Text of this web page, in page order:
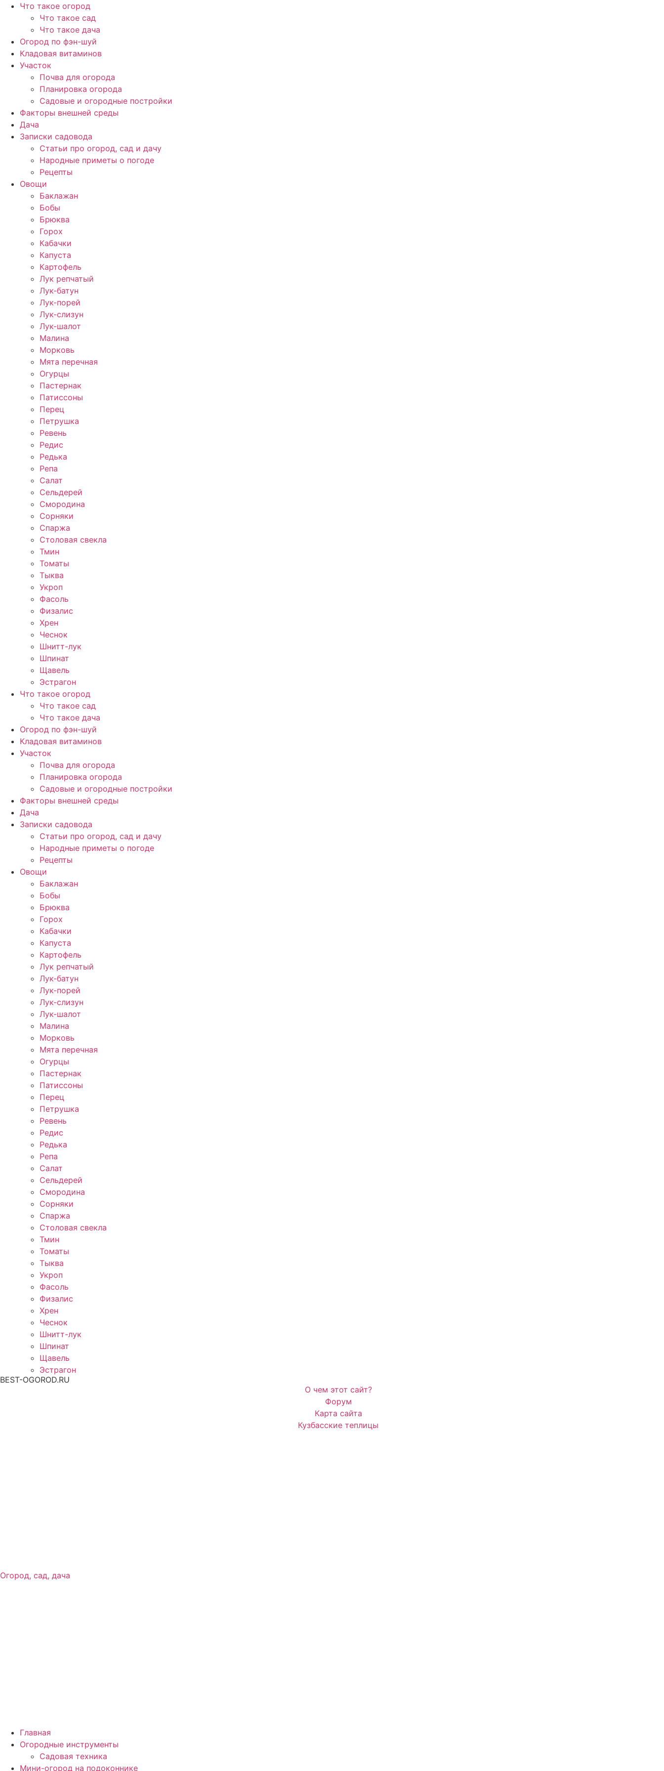
Перейти
содержимому
Что такое огород
Что такое сад
Что такое дача
Огород по фэн-шуй
Кладовая витаминов
Участок
Почва для огорода
Планировка огорода
Садовые и огородные постройки
Факторы внешней среды
Дача
Записки садовода
Статьи про огород, сад и дачу
Народные приметы о погоде
Рецепты
Овощи
Баклажан
Бобы
Брюква
Горох
Кабачки
Капуста
Картофель
Лук репчатый
Лук-батун
Лук-порей
Лук-слизун
Лук-шалот
Малина
Морковь
Мята перечная
Огурцы
Пастернак
Патиссоны
Перец
Петрушка
Ревень
Редис
Редька
Репа
Салат
Сельдерей
Смородина
Сорняки
Спаржа
Столовая свекла
Тмин
Томаты
Тыква
Укроп
Фасоль
Физалис
Хрен
Чеснок
Шнитт-лук
Шпинат
Щавель
Эстрагон
Что такое огород
Что такое сад
Что такое дача
Огород по фэн-шуй
Кладовая витаминов
Участок
Почва для огорода
Планировка огорода
Садовые и огородные постройки
Факторы внешней среды
Дача
Записки садовода
Статьи про огород, сад и дачу
Народные приметы о погоде
Рецепты
Овощи
Баклажан
Бобы
Брюква
Горох
Кабачки
Капуста
Картофель
Лук репчатый
Лук-батун
Лук-порей
Лук-слизун
Лук-шалот
Малина
Морковь
Мята перечная
Огурцы
Пастернак
Патиссоны
Перец
Петрушка
Ревень
Редис
Редька
Репа
Салат
Сельдерей
Смородина
Сорняки
Спаржа
Столовая свекла
Тмин
Томаты
Тыква
Укроп
Фасоль
Физалис
Хрен
Чеснок
Шнитт-лук
Шпинат
Щавель
Эстрагон
BEST-OGOROD.RU
О чем этот сайт?
Форум
Карта сайта
Кузбасские теплицы
Огород, сад, дача
Главная
Огородные инструменты
Садовая техника
Мини-огород на подоконнике